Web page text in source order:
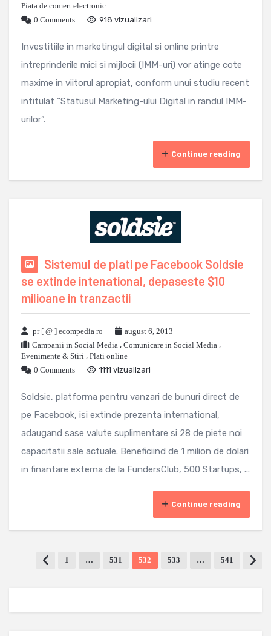
Piata de comert electronic
0 Comments
918 vizualizari
Investitiile in marketingul digital si online printre
intreprinderile mici si mijlocii (IMM-uri) vor atinge cote
maxime in viitorul apropiat, conform unui studiu recent
intitulat “Statusul Marketing-ului Digital in randul IMM-
urilor”.
Continue reading
Sistemul de plati pe Facebook Soldsie
se extinde intenational, depaseste $10
milioane in tranzactii
pr [ @ ] ecompedia ro
august 6, 2013
Campanii in Social Media , Comunicare in Social Media ,
Evenimente & Stiri , Plati online
0 Comments
1111 vizualizari
Soldsie, platforma pentru vanzari de bunuri direct de
pe Facebook, isi extinde prezenta international,
adaugand sase valute suplimentare si 28 de piete noi
capacitatii sale actuale. Beneficiind de 1 milion de dolari
in finantare externa de la FundersClub, 500 Startups, ...
Continue reading
1 … 531 532 533 … 541